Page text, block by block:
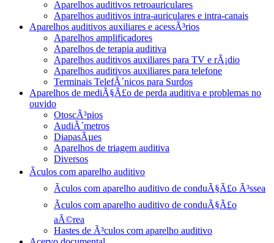
Aparelhos auditivos retroauriculares
Aparelhos auditivos intra-auriculares e intra-canais
Aparelhos auditivos auxiliares e acessÃ³rios
Aparelhos amplificadores
Aparelhos de terapia auditiva
Aparelhos auditivos auxiliares para TV e rÃ¡dio
Aparelhos auditivos auxiliares para telefone
Terminais TelefÃ´nicos para Surdos
Aparelhos de mediÃ§Ã£o de perda auditiva e problemas no
ouvido
OtoscÃ³pios
AudiÃ´metros
DiapasÃµes
Aparelhos de triagem auditiva
Diversos
Ãculos com aparelho auditivo
Ãculos com aparelho auditivo de conduÃ§Ã£o Ã³ssea
Ãculos com aparelho auditivo de conduÃ§Ã£o
aÃ©rea
Hastes de Ã³culos com aparelho auditivo